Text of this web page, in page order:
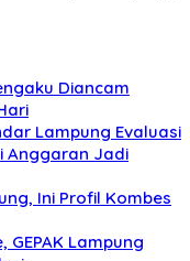
Diancam
Lampung Evaluasi
Anggaran Jadi
Ini Profil Kombes
Lampung